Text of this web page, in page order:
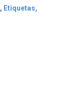
, Etiquetas,